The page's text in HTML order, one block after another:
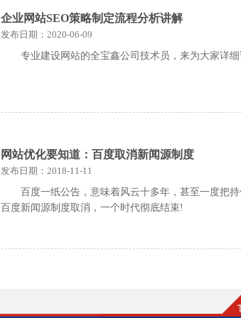
企业网站SEO策略制定流程分析讲解
发布日期：2020-06-09
专业建设网站的全宝鑫公司技术员，来为大家详
网站优化要知道：百度取消新闻源制度
发布日期：2018-11-11
百度一纸公告，意味着风云十多年，甚至一度把
百度新闻源制度取消，一个时代彻底结束!